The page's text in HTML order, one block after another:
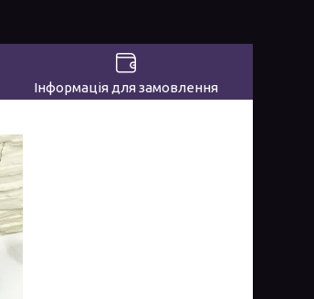
Інформація для замовлення